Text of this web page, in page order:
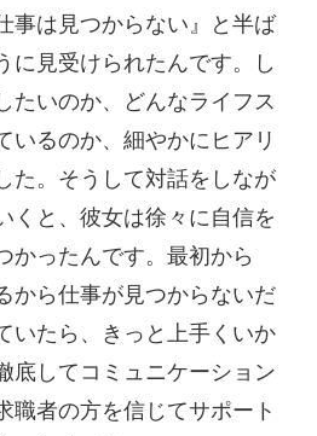
事は見つからない』と半ば
に見受けられたんです。し
たいのか、どんなライフス
いるのか、細やかにヒアリ
た。そうして対話をしなが
くと、彼女は徐々に自信を
かったんです。最初から
から仕事が見つからないだ
いたら、きっと上手くいか
底してコミュニケーション
職者の方を信じてサポート